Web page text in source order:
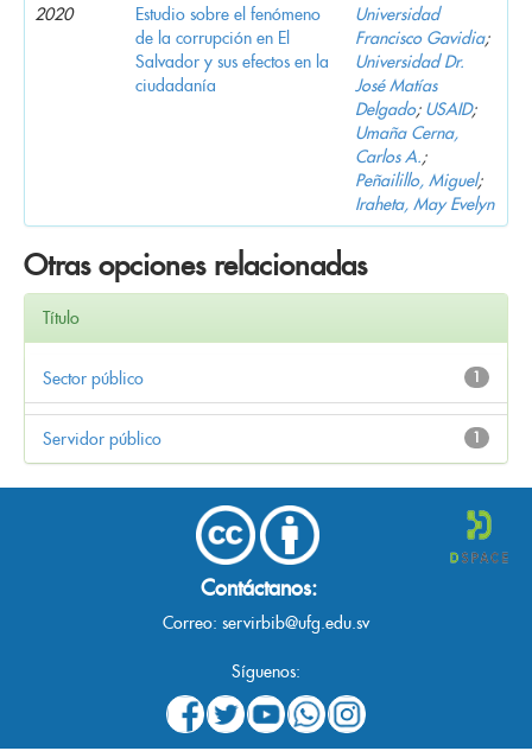
2020
Estudio sobre el fenómeno
de la corrupción en El
Salvador y sus efectos en la
ciudadanía
Universidad
Francisco Gavidia;
Universidad Dr.
José Matías
Delgado; USAID;
Umaña Cerna,
Carlos A.;
Peñailillo, Miguel;
Iraheta, May Evelyn
Otras opciones relacionadas
Título
1
Sector público
1
Servidor público
Contáctanos:
Correo: servirbib@ufg.edu.sv
Síguenos: